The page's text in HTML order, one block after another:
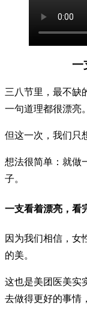
一
三八节里，最不缺
一句道理都很漂亮。
但这一次，我们只
想法很简单：就做
子。
一支看着漂亮，看
因为我们相信，女
的美。
这也是美团医美实
去做得更好的事情